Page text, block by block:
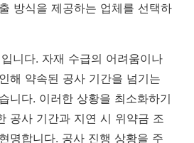
방식을 제공하는 업체를 선택하
니다. 자재 수급의 어려움이나
해 약속된 공사 기간을 넘기는
니다. 이러한 상황을 최소화하기
공사 기간과 지연 시 위약금 조
명합니다. 공사 진행 상황을 주